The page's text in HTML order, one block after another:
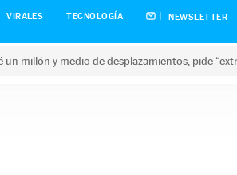
VIRALES TECNOLOGÍA NEWSLETTER
un millón y medio de desplazamientos, pide